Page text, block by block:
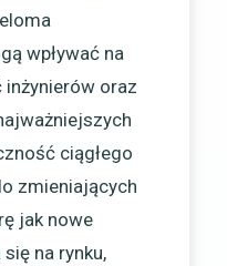
wpływać na
inżynierów oraz
ciągłego
zmieniających
jak nowe
na rynku,